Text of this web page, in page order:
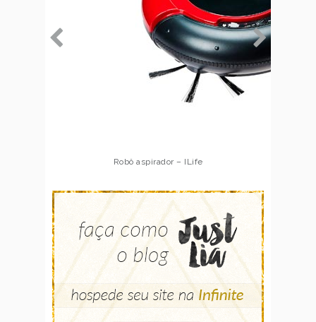
Robô aspirador – Multilaser